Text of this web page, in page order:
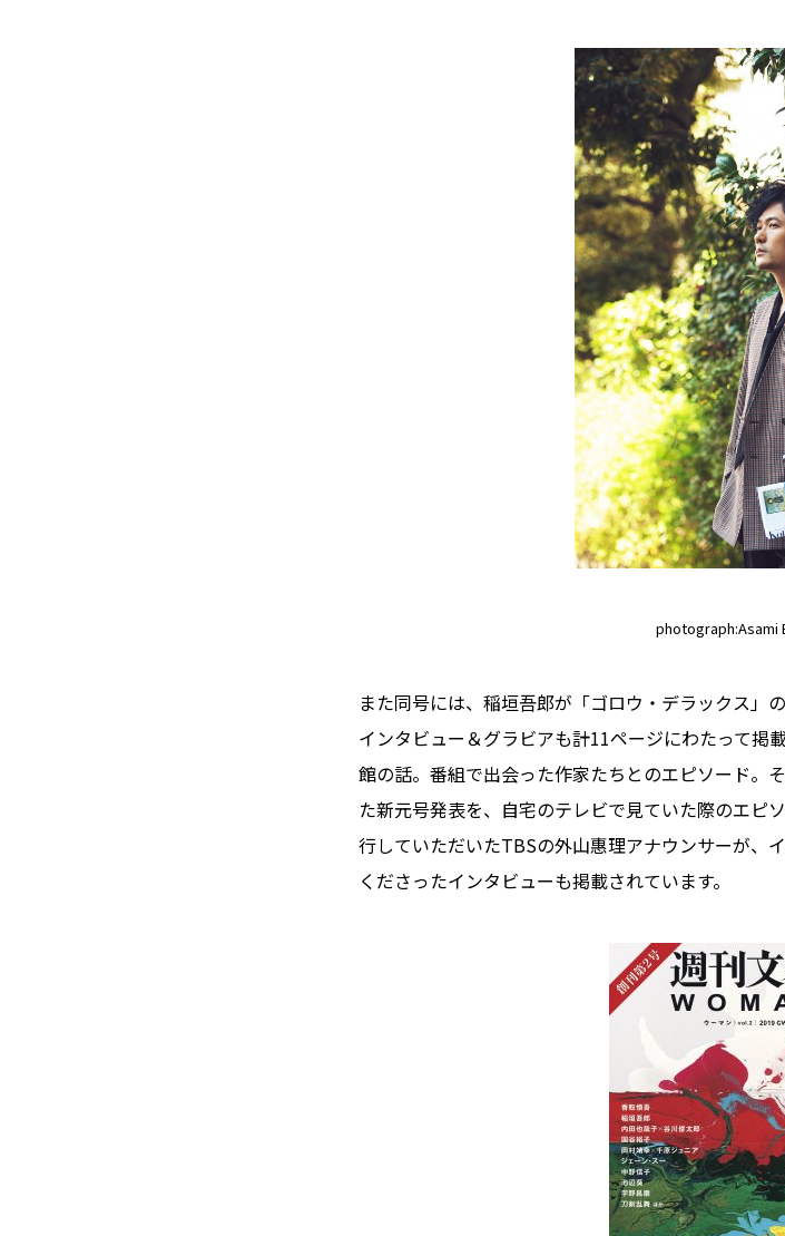
photograph:Asami
また同号には、稲垣吾郎が「ゴロウ・デラックス」
インタビュー＆グラビアも計11ページにわたって掲
館の話。番組で出会った作家たちとのエピソード。
た新元号発表を、自宅のテレビで見ていた際のエピ
行していただいたTBSの外山惠理アナウンサーが、
くださったインタビューも掲載されています。